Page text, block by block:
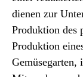
dienen zur
Produktion des
Produktion
Gemüsegarten,